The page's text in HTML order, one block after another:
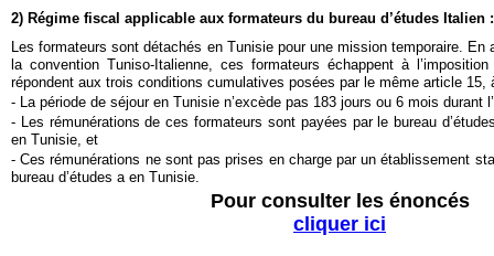
2) Régime fiscal applicable aux formateurs du bureau d’études Italien :
Les formateurs sont détachés en Tunisie pour une mission temporaire. En
la convention Tuniso-Italienne, ces formateurs échappent à
répondent aux trois conditions cumulatives posées par le même article 15,
- La période de séjour en Tunisie n’excède pas 183 jours ou 6 mois durant
- Les rémunérations de ces formateurs sont payées par le bureau
en Tunisie, et
- Ces rémunérations ne sont pas prises en charge par un établissement
bureau d’études a en Tunisie.
Pour consulter les énoncés
cliquer ici